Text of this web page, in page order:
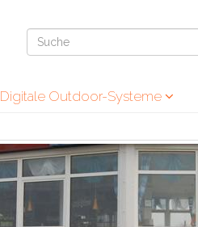
Digitale Outdoor-Systeme